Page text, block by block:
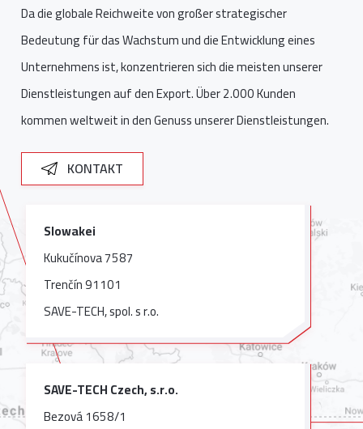
Da die globale Reichweite von großer strategischer
Bedeutung für das Wachstum und die Entwicklung eines
Unternehmens ist, konzentrieren sich die meisten unserer
Dienstleistungen auf den Export. Über 2.000 Kunden
kommen weltweit in den Genuss unserer Dienstleistungen.
KONTAKT
Slowakei
Kukučínova 7587
Trenčín 91101
SAVE-TECH, spol. s r.o.
SAVE-TECH Czech, s.r.o.
Bezová 1658/1